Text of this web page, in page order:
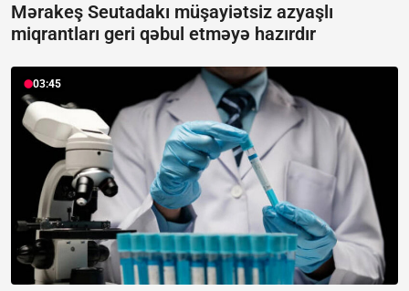
Mərakeş Seutadakı müşayiətsiz azyaşlı
miqrantları geri qəbul etməyə hazırdır
03:45